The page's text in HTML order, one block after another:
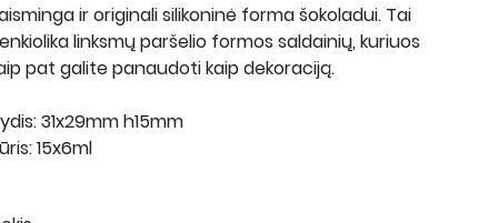
ir originali silikoninė forma šokoladui. Tai
linksmų paršelio formos saldainių, kuriuos
pat galite panaudoti kaip dekoraciją.
31x29mm h15mm
15x6ml